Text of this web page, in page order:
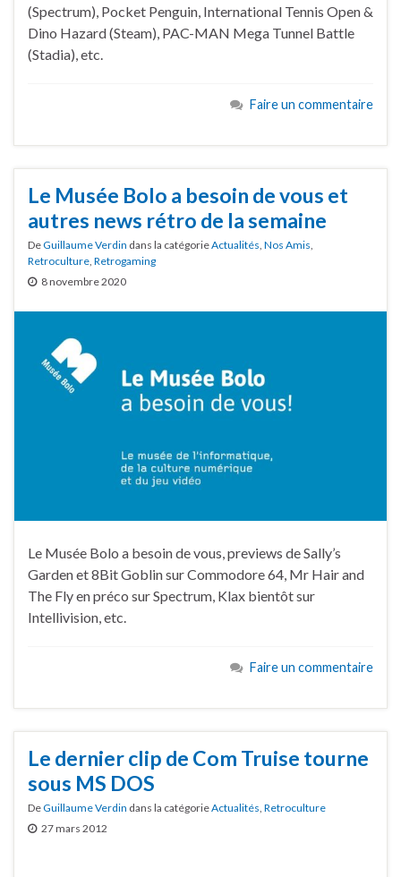
(Spectrum), Pocket Penguin, International Tennis Open &
Dino Hazard (Steam), PAC-MAN Mega Tunnel Battle
(Stadia), etc.
Faire un commentaire
Le Musée Bolo a besoin de vous et
autres news rétro de la semaine
DeGuillaume Verdin dans la catégorieActualités Nos Amis
Retroculture Retrogaming
8 novembre 2020
Le Musée Bolo a besoin de vous, previews de Sally’s
Garden et 8Bit Goblin sur Commodore 64, Mr Hair and
The Fly en préco sur Spectrum, Klax bientôt sur
Intellivision, etc.
Faire un commentaire
Le dernier clip de Com Truise tourne
sous MS DOS
DeGuillaume Verdin dans la catégorieActualités Retroculture
27 mars 2012